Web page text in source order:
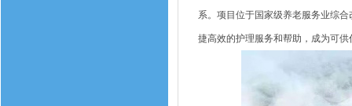
系。项目位于国家级养老服务业综
捷高效的护理服务和帮助，成为可